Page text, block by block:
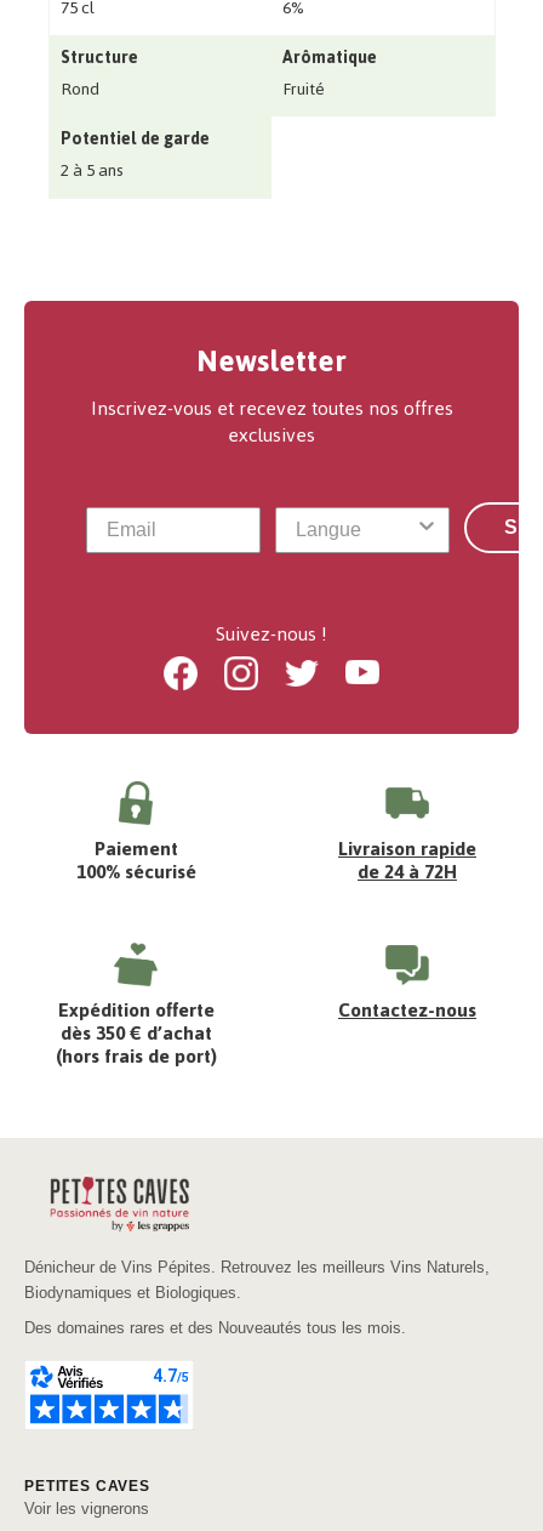
75 cl
6%
Structure
Rond
Arômatique
Fruité
Potentiel de garde
2 à 5 ans
Newsletter
Inscrivez-vous et recevez toutes nos offres
exclusives
Suivez-nous !
FacebookInstagramTwitter Youtube
Paiement
100% sécurisé
Livraison rapide
de 24 à 72H
Expédition offerte
dès 350 € d’achat
(hors frais de port)
Contactez-nous
Dénicheur de Vins Pépites. Retrouvez les meilleurs Vins Naturels,
Biodynamiques et Biologiques.
Des domaines rares et des Nouveautés tous les mois.
PETITES CAVES
Voir les vignerons